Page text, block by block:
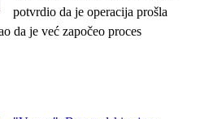
potvrdio da je operacija prošla
da je već započeo proces